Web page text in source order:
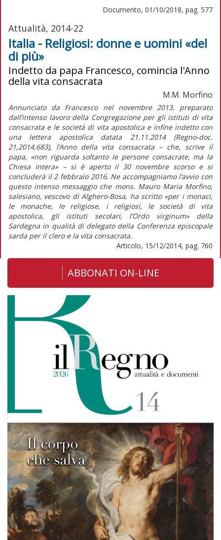
Documento, 01/10/2018, pag. 577
Attualità, 2014-22
Italia - Religiosi: donne e uomini «del
di più»
Indetto da papa Francesco, comincia l'Anno
della vita consacrata
M.M. Morfino
Annunciato da Francesco nel novembre 2013, preparato
dall’intenso lavoro della Congregazione per gli istituti di vita
consacrata e le società di vita apostolica e infine indetto con
una lettera apostolica datata 21.11.2014 (Regno-doc.
21,2014,683), l’Anno della vita consacrata – che, scrive il
papa, «non riguarda soltanto le persone consacrate, ma la
Chiesa intera» – si è aperto il 30 novembre scorso e si
concluderà il 2 febbraio 2016. Ne accompagniamo l’avvio con
questo intenso messaggio che mons. Mauro Maria Morfino,
salesiano, vescovo di Alghero-Bosa, ha scritto «per i monaci,
le monache, le religiose, i religiosi, le società di vita
apostolica, gli istituti secolari, l’Ordo virginum» della
Sardegna in qualità di delegato della Conferenza episcopale
sarda per il clero e la vita consacrata.
Articolo, 15/12/2014, pag. 760
ABBONATI ON-LINE